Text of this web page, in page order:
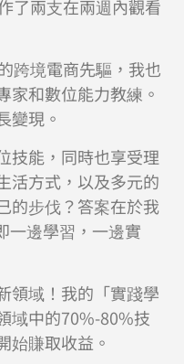
了兩支在兩週內觀看
跨境電商先驅，我也
家和數位能力教練。
變現。
技能，同時也享受理
活方式，以及多元的
的步伐？答案在於我
一邊學習，一邊實
領域！我的「實踐學
域中的70%-80%技
始賺取收益。